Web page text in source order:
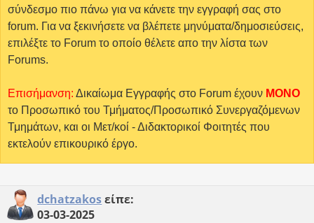
σύνδεσμο πιο πάνω για να κάνετε την εγγραφή σας στο
forum. Για να ξεκινήσετε να βλέπετε μηνύματα/δημοσιεύσεις,
επιλέξτε το Forum το οποίο θέλετε απο την λίστα των
Forums.
Επισήμανση: Δικαίωμα Εγγραφής στο Forum έχουν MONO
το Προσωπικό του Τμήματος/Προσωπικό Συνεργαζόμενων
Τμημάτων, και οι Μετ/κοί - Διδακτορικοί Φοιτητές που
εκτελούν επικουρικό έργο.
dchatzakosείπε:
03-03-2025